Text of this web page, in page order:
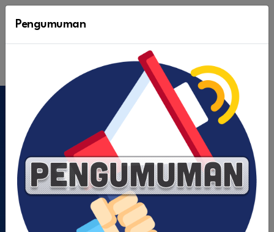
Bagian Organisasi
Pengumuman